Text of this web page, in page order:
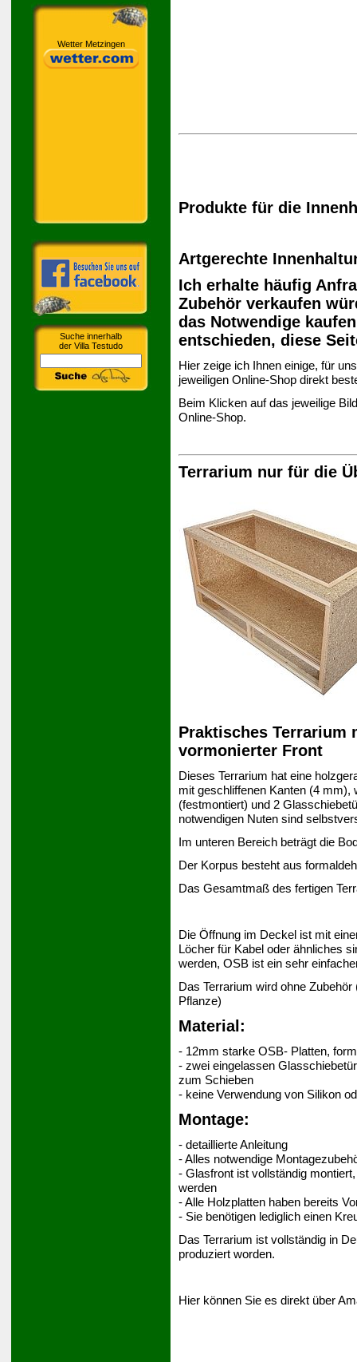
Wetter Metzingen
Suche innerhalb
der Villa Testudo
Produkte für die
Artgerechte
Ich erhalte häufig
Zubehör verkaufen
das Notwendige
entschieden, diese
Hier zeige ich Ihnen einige, für
jeweiligen Online-Shop direkt
Beim Klicken auf das jeweilige
Online-Shop.
Terrarium nur für die
Praktisches Terrarium
vormonierter Front
Dieses Terrarium hat eine
mit geschliffenen Kanten (4
(festmontiert) und 2
notwendigen Nuten sind
Im unteren Bereich beträgt die
Der Korpus besteht aus
Das Gesamtmaß des fertigen
Die Öffnung im Deckel ist mit
Löcher für Kabel oder ähnliches
werden, OSB ist ein sehr
Das Terrarium wird ohne
Pflanze)
Material:
- 12mm starke OSB- Platten,
- zwei eingelassen
zum Schieben
- keine Verwendung von Silikon
Montage:
- detaillierte Anleitung
- Alles notwendige
- Glasfront ist vollständig
werden
- Alle Holzplatten haben bereits
- Sie benötigen lediglich einen
Das Terrarium ist vollständig in
produziert worden.
Hier können Sie es direkt über